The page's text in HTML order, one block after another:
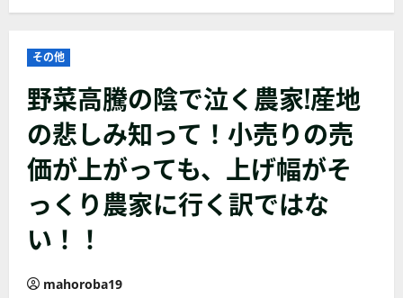
その他
野菜高騰の陰で泣く農家!産地
の悲しみ知って！小売りの売
価が上がっても、上げ幅がそ
っくり農家に行く訳ではな
い！！
mahoroba19